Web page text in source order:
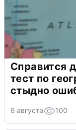
Справится
тест по
стыдно
6 августа 100